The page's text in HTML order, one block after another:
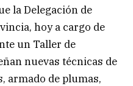
la Delegación de
hoy a cargo de
un Taller de
nuevas técnicas de
armado de plumas,